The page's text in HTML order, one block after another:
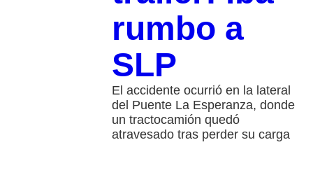
rumbo a
SLP
El accidente ocurrió en la lateral
del Puente La Esperanza, donde
un tractocamión quedó
atravesado tras perder su carga